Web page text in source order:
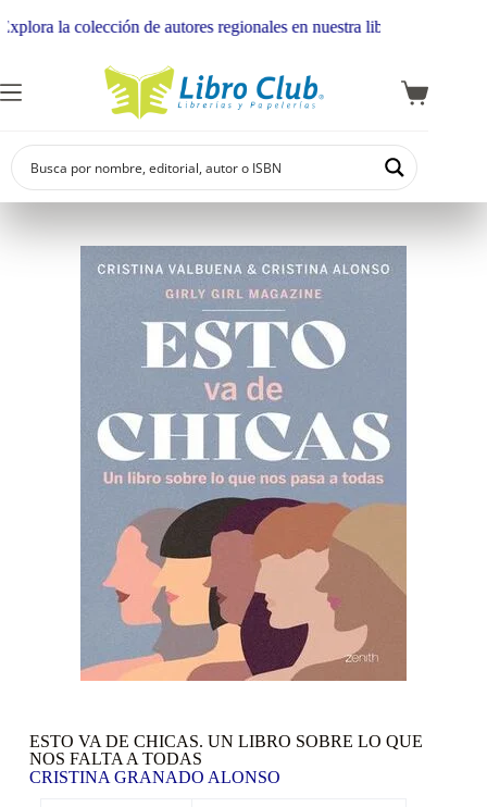
la colección de autores regionales en nuestra librería
ESTO VA DE CHICAS. UN LIBRO SOBRE LO QUE
NOS FALTA A TODAS
CRISTINA GRANADO ALONSO